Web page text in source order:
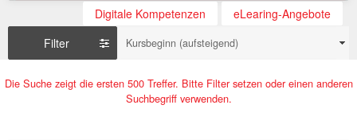
Digitale Kompetenzen
eLearing-Angebote
Filter
Kursbeginn (aufsteigend)
Die Suche zeigt die ersten 500 Treffer. Bitte Filter setzen oder einen anderen
Suchbegriff verwenden.